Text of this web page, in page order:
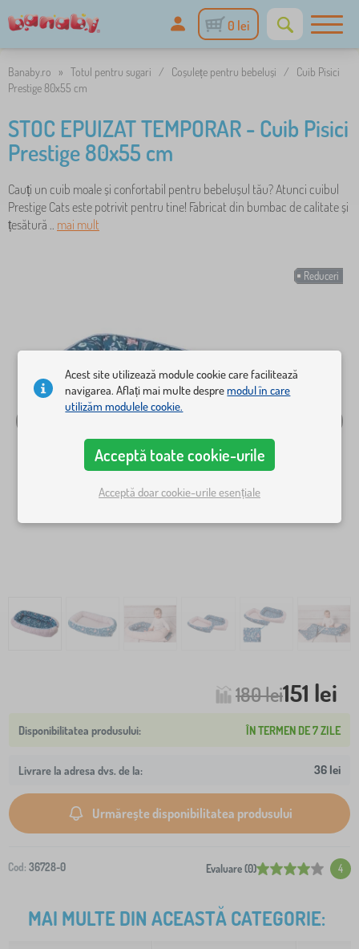
0 lei
Banaby.ro » Totul pentru sugari / Coșulețe pentru bebeluși /
Cuib Pisici
Prestige 80x55 cm
STOC EPUIZAT TEMPORAR - Cuib Pisici
Prestige 80x55 cm
Cauți un cuib moale și confortabil pentru bebelușul tău? Atunci cuibul
Prestige Cats este potrivit pentru tine! Fabricat din bumbac de calitate și
țesătură .. mai mult
Reduceri
180 lei151 lei
ÎN TERMEN DE 7 ZILE
Livrare la adresa dvs. de la: 36 lei
Urmărește disponibilitatea produsului
Cod: 36728-0 Evaluare (0) 4
MAI MULTE DIN ACEASTĂ CATEGORIE:
Acest site utilizează module cookie care facilitează
navigarea. Aflați mai multe despremodul în care
utilizăm modulele cookie.
Acceptă toate cookie-urile
Acceptă doar cookie-urile esențiale